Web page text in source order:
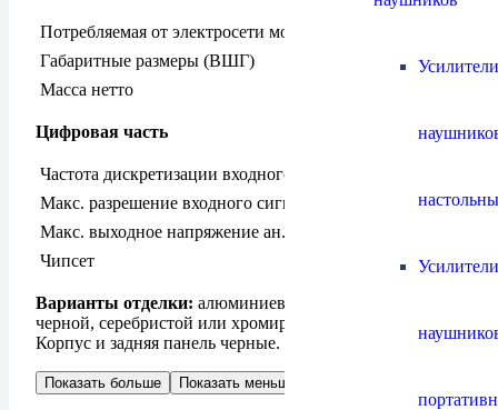
Потребляемая от электросети мощность
Габаритные размеры (ВШГ)
110 х 280
Масса нетто
Цифровая часть
Частота дискретизации входного сигнала
Макс. разрешение входного сигнала
24 бита
Макс. выходное напряжение ан. выхода
Чипсет
ESS Sabre
Варианты отделки: алюминиевая передняя панель в
черной, серебристой или хромированной отделке.
Корпус и задняя панель черные.
Показать больше Показать меньше